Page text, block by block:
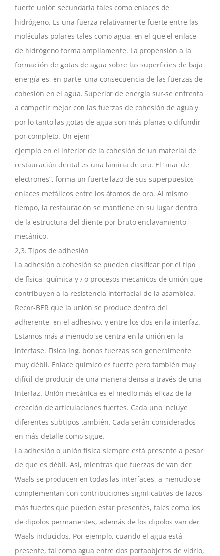
fuerte unión secundaria tales como enlaces de
hidrógeno. Es una fuerza relativamente fuerte entre las
moléculas polares tales como agua, en el que el enlace
de hidrógeno forma ampliamente. La propensión a la
formación de gotas de agua sobre las superficies de baja
energía es, en parte, una consecuencia de las fuerzas de
cohesión en el agua. Superior de energía sur-se enfrenta
a competir mejor con las fuerzas de cohesión de agua y
por lo tanto las gotas de agua son más planas o difundir
por completo. Un ejem-
ejemplo en el interior de la cohesión de un material de
restauración dental es una lámina de oro. El “mar de
electrones”, forma un fuerte lazo de sus superpuestos
enlaces metálicos entre los átomos de oro. Al mismo
tiempo, la restauración se mantiene en su lugar dentro
de la estructura del diente por bruto enclavamiento
mecánico.
2,3. Tipos de adhesión
La adhesión o cohesión se pueden clasificar por el tipo
de física, química y / o procesos mecánicos de unión que
contribuyen a la resistencia interfacial de la asamblea.
Recor-BER que la unión se produce dentro del
adherente, en el adhesivo, y entre los dos en la interfaz.
Estamos más a menudo se centra en la unión en la
interfase. Física Ing. bonos fuerzas son generalmente
muy débil. Enlace químico es fuerte pero también muy
difícil de producir de una manera densa a través de una
interfaz. Unión mecánica es el medio más eficaz de la
creación de articulaciones fuertes. Cada uno incluye
diferentes subtipos también. Cada serán considerados
en más detalle como sigue.
La adhesión o unión física siempre está presente a pesar
de que es débil. Así, mientras que fuerzas de van der
Waals se producen en todas las interfaces, a menudo se
complementan con contribuciones significativas de lazos
más fuertes que pueden estar presentes, tales como los
de dipolos permanentes, además de los dipolos van der
Waals inducidos. Por ejemplo, cuando el agua está
presente, tal como agua entre dos portaobjetos de vidrio,